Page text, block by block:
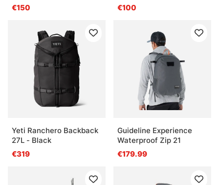
€150
€100
Yeti Ranchero Backback
27L - Black
€319
Guideline Experience
Waterproof Zip 21
€179.99